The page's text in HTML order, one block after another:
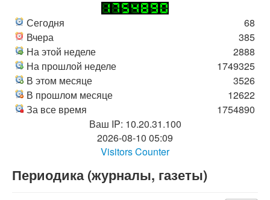
Сегодня
Вчера
На этой неделе
На прошлой неделе
В этом месяце
В прошлом месяце
За все время
68
385
2888
1749325
3526
12622
1754890
Ваш IP: 10.20.31.100
2026-08-10 05:09
Visitors Counter
Периодика (журналы, газеты)